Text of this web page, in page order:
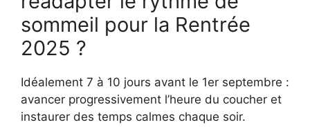
sommeil pour la Rentrée
2025 ?
Idéalement 7 à 10 jours avant le 1er septembre :
avancer progressivement l’heure du coucher et
instaurer des temps calmes chaque soir.